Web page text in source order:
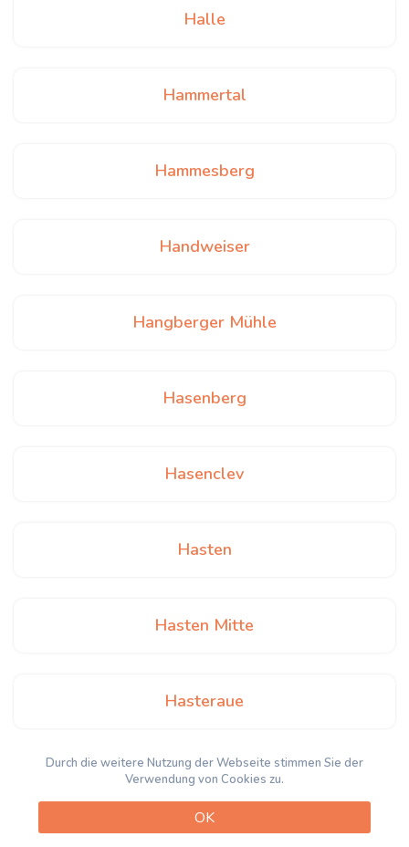
Halle
Hammertal
Hammesberg
Handweiser
Hangberger Mühle
Hasenberg
Hasenclev
Hasten
Hasten Mitte
Hasteraue
Heidhof
Durch die weitere Nutzung der Webseite stimmen Sie der
Verwendung von Cookies zu.
OK